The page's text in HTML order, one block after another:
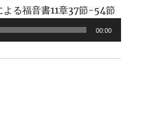
る福音書11章37節-54節
プ
レ
00:00